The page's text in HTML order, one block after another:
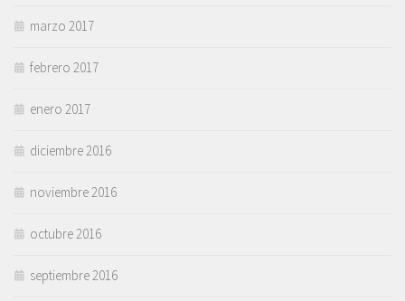
marzo 2017
febrero 2017
enero 2017
diciembre 2016
noviembre 2016
octubre 2016
septiembre 2016